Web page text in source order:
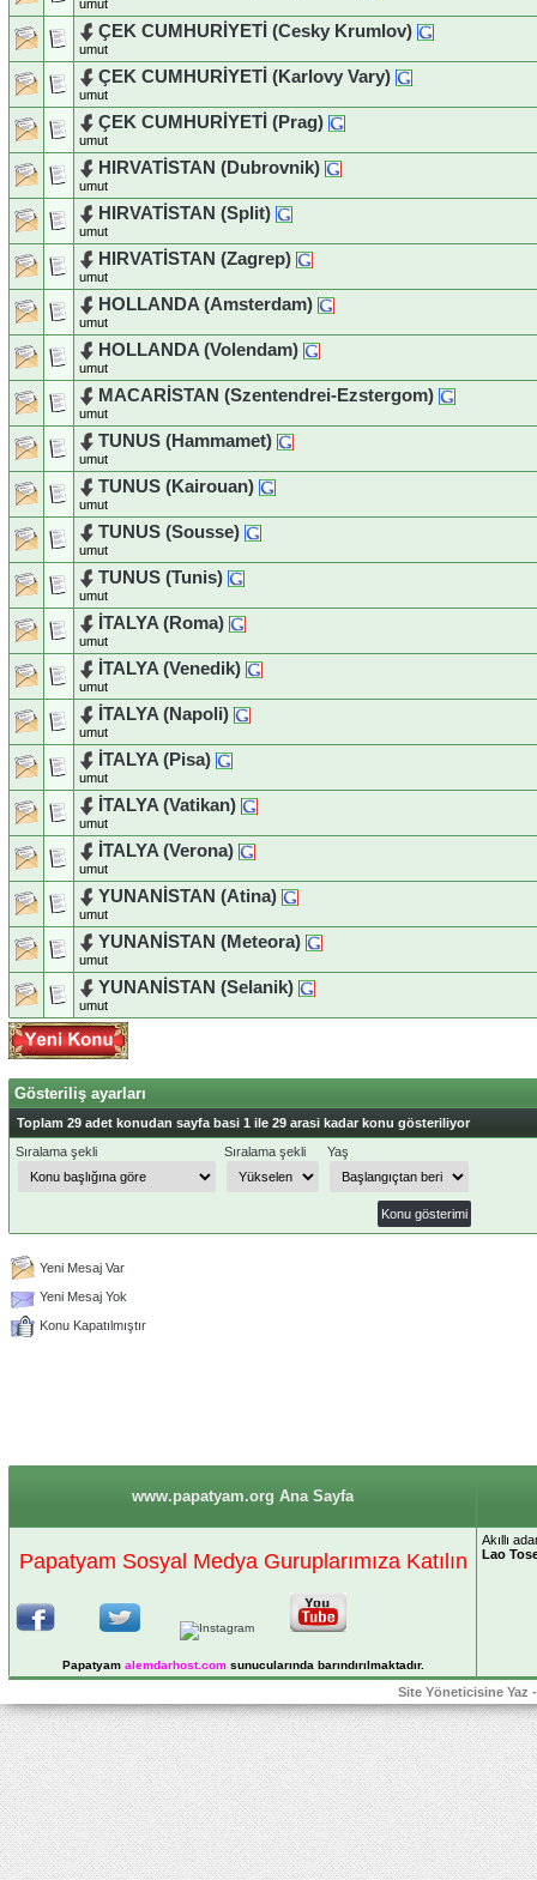
umut
ÇEK CUMHURİYETİ (Cesky Krumlov)
umut
ÇEK CUMHURİYETİ (Karlovy Vary)
umut
ÇEK CUMHURİYETİ (Prag)
umut
HIRVATİSTAN (Dubrovnik)
umut
HIRVATİSTAN (Split)
umut
HIRVATİSTAN (Zagrep)
umut
HOLLANDA (Amsterdam)
umut
HOLLANDA (Volendam)
umut
MACARİSTAN (Szentendrei-Ezstergom)
umut
TUNUS (Hammamet)
umut
TUNUS (Kairouan)
umut
TUNUS (Sousse)
umut
TUNUS (Tunis)
umut
İTALYA (Roma)
umut
İTALYA (Venedik)
umut
İTALYA (Napoli)
umut
İTALYA (Pisa)
umut
İTALYA (Vatikan)
umut
İTALYA (Verona)
umut
YUNANİSTAN (Atina)
umut
YUNANİSTAN (Meteora)
umut
YUNANİSTAN (Selanik)
umut
Gösteriliş ayarları
Toplam 29 adet konudan sayfa basi 1 ile 29 arasi kadar konu gösteriliyor
Sıralama şekli
Sıralama şekli Yaş
Yeni Mesaj Var
Yeni Mesaj Yok
Konu Kapatılmıştır
www.papatyam.org Ana Sayfa
Papatyam Sosyal Medya Guruplarımıza Katılın
Papatyam alemdarhost.comsunucularında barındırılmaktadır.
Akıllı
Lao
Site Yöneticisine Yaz